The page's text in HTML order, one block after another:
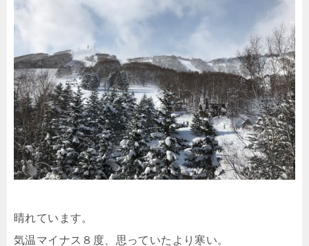
晴れています。
気温マイナス８度、思っていたより寒い。